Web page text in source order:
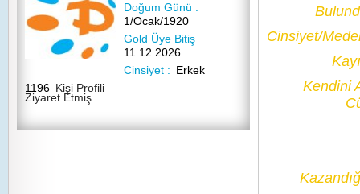
Doğum Günü :
1/Ocak/1920
Gold Üye Bitiş
11.12.2026
Cinsiyet : Erkek
1196 Kişi Profili
Ziyaret Etmiş
Cinsiyet/
Kendini